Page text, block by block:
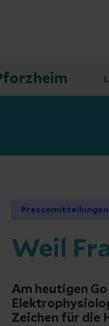
Pressemitteilungen
Weil
Am heutigen
Zeichen für die